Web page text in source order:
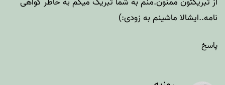
نامه..ایشالا ماشینم به زودی:)
پاسخ